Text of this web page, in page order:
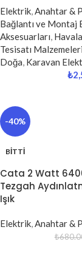
Elektrik,Anahtar &
Bağlantı ve Montaj
Aksesuarları,
Tesisatı Malzemeleri
Doğa, Karavan
₺
-40%
BITTI
Cata 2 Watt
Tezgah
Işık
Elektrik,Anahtar &
₺